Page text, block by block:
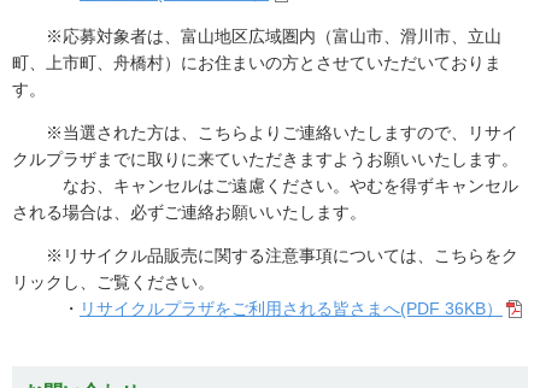
よくあるご質問
※応募対象者は、富山地区広域圏内（富山市、滑川市、立山
町、上市町、舟橋村）にお住まいの方とさせていただいておりま
す。
※当選された方は、こちらよりご連絡いたしますので、リサイ
クルプラザまでに取りに来ていただきますようお願いいたします。
なお、キャンセルはご遠慮ください。やむを得ずキャンセル
される場合は、必ずご連絡お願いいたします。
※リサイクル品販売に関する注意事項については、こちらをク
リックし、ご覧ください。
・ リサイクルプラザをご利用される皆さまへ(PDF 36KB）